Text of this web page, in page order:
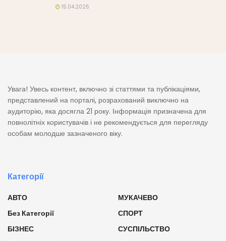
15.04.2025
Увага! Увесь контент, включно зі статтями та публікаціями,
представлений на порталі, розрахований виключно на
аудиторію, яка досягла 21 року. Інформація призначена для
повнолітніх користувачів і не рекомендується для перегляду
особам молодше зазначеного віку.
Категорії
АВТО
Без Категорії
БІЗНЕС
МУКАЧЕВО
СПОРТ
СУСПІЛЬСТВО